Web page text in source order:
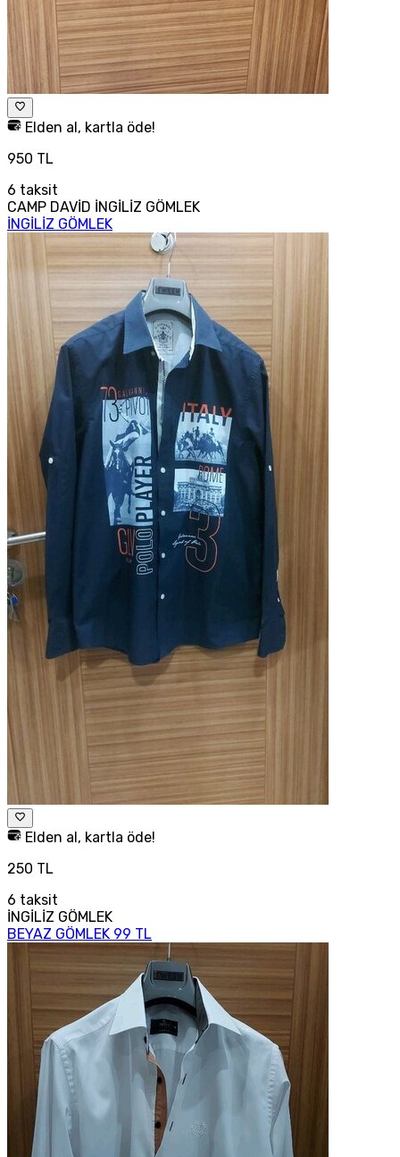
Elden al, kartla öde!
950 TL
6 taksit
CAMP DAVİD İNGİLİZ GÖMLEK
İNGİLİZ GÖMLEK
Elden al, kartla öde!
250 TL
6 taksit
İNGİLİZ GÖMLEK
BEYAZ GÖMLEK 99 TL